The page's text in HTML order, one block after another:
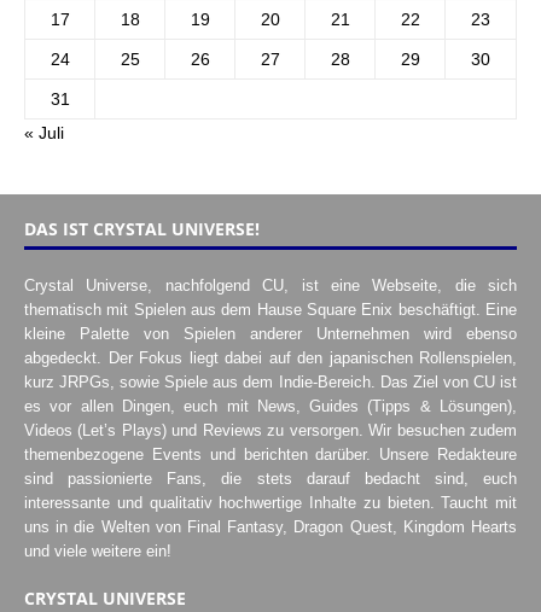
17 18 19 20 21 22 23
24 25 26 27 28 29 30
31
« Juli
DAS IST CRYSTAL UNIVERSE!
Crystal Universe, nachfolgend CU, ist eine Webseite, die sich
thematisch mit Spielen aus dem Hause Square Enix beschäftigt. Eine
kleine Palette von Spielen anderer Unternehmen wird ebenso
abgedeckt. Der Fokus liegt dabei auf den japanischen Rollenspielen,
kurz JRPGs, sowie Spiele aus dem Indie-Bereich. Das Ziel von CU ist
es vor allen Dingen, euch mit News, Guides (Tipps & Lösungen),
Videos (Let’s Plays) und Reviews zu versorgen. Wir besuchen zudem
themenbezogene Events und berichten darüber. Unsere Redakteure
sind passionierte Fans, die stets darauf bedacht sind, euch
interessante und qualitativ hochwertige Inhalte zu bieten. Taucht mit
uns in die Welten von Final Fantasy, Dragon Quest, Kingdom Hearts
und viele weitere ein!
CRYSTAL UNIVERSE